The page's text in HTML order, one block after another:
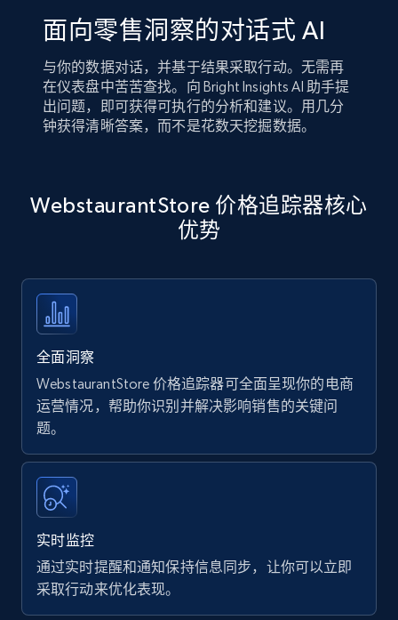
面向零售洞察的对话式 AI
与你的数据对话，并基于结果采取行动。无需再
在仪表盘中苦苦查找。向 Bright Insights AI 助手提
出问题，即可获得可执行的分析和建议。用几分
钟获得清晰答案，而不是花数天挖掘数据。
WebstaurantStore 价格追踪器核心
优势
全面洞察
WebstaurantStore 价格追踪器可全面呈现你的电商
运营情况，帮助你识别并解决影响销售的关键问
题。
实时监控
通过实时提醒和通知保持信息同步，让你可以立即
采取行动来优化表现。